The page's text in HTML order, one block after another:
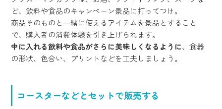
ど、飲料や食品のキャンペーン景品に打ってつけ。
商品そのものと一緒に使えるアイテムを景品とすること
で、購入者の消費体験を引き上げられます。
中に入れる飲料や食品がさらに美味しくなるように、食器
の形状、色合い、プリントなどを工夫しましょう。
コースターなどとセットで販売する